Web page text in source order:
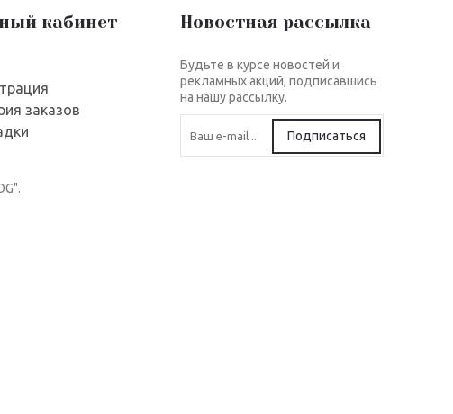
кабинет
заказов
Новостная рассылка
Будьте в курсе новостей и
рекламных акций, подписавшись
на нашу рассылку.
Подписаться